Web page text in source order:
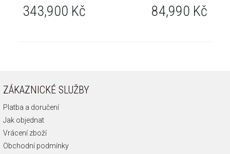
343,900 Kč 84,990 Kč
ZÁKAZNICKÉ SLUŽBY
Platba a doručení
Jak objednat
Vrácení zboží
Obchodní podmínky